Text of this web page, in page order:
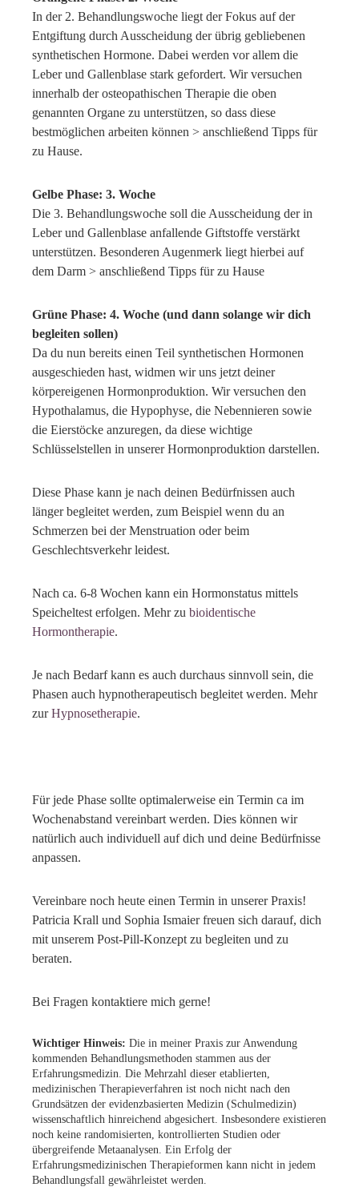
In der 2. Behandlungswoche liegt der Fokus auf der
Entgiftung durch Ausscheidung der übrig gebliebenen
synthetischen Hormone. Dabei werden vor allem die
Leber und Gallenblase stark gefordert. Wir versuchen
innerhalb der osteopathischen Therapie die oben
genannten Organe zu unterstützen, so dass diese
bestmöglichen arbeiten können > anschließend Tipps für
zu Hause.
Gelbe Phase: 3. Woche
Die 3. Behandlungswoche soll die Ausscheidung der in
Leber und Gallenblase anfallende Giftstoffe verstärkt
unterstützen. Besonderen Augenmerk liegt hierbei auf
dem Darm > anschließend Tipps für zu Hause
Grüne Phase: 4. Woche (und dann solange wir dich
begleiten sollen)
Da du nun bereits einen Teil synthetischen Hormonen
ausgeschieden hast, widmen wir uns jetzt deiner
körpereigenen Hormonproduktion. Wir versuchen den
Hypothalamus, die Hypophyse, die Nebennieren sowie
die Eierstöcke anzuregen, da diese wichtige
Schlüsselstellen in unserer Hormonproduktion darstellen.
Diese Phase kann je nach deinen Bedürfnissen auch
länger begleitet werden, zum Beispiel wenn du an
Schmerzen bei der Menstruation oder beim
Geschlechtsverkehr leidest.
Nach ca. 6-8 Wochen kann ein Hormonstatus mittels
Speicheltest erfolgen. Mehr zu bioidentische
Hormontherapie.
Je nach Bedarf kann es auch durchaus sinnvoll sein, die
Phasen auch hypnotherapeutisch begleitet werden. Mehr
zurHypnosetherapie.
Für jede Phase sollte optimalerweise ein Termin ca im
Wochenabstand vereinbart werden. Dies können wir
natürlich auch individuell auf dich und deine Bedürfnisse
anpassen.
Vereinbare noch heute einen Termin in unserer Praxis!
Patricia Krall und Sophia Ismaier freuen sich darauf, dich
mit unserem Post-Pill-Konzept zu begleiten und zu
beraten.
Bei Fragen kontaktiere mich gerne!
Wichtiger Hinweis: Die in meiner Praxis zur Anwendung
kommenden Behandlungsmethoden stammen aus der
Erfahrungsmedizin. Die Mehrzahl dieser etablierten,
medizinischen Therapieverfahren ist noch nicht nach den
Grundsätzen der evidenzbasierten Medizin (Schulmedizin)
wissenschaftlich hinreichend abgesichert. Insbesondere existieren
noch keine randomisierten, kontrollierten Studien oder
übergreifende Metaanalysen. Ein Erfolg der
Erfahrungsmedizinischen Therapieformen kann nicht in jedem
Behandlungsfall gewährleistet werden.